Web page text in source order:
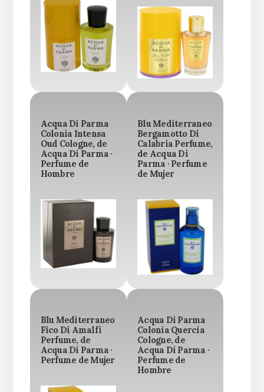
Acqua Di Parma
Colonia Intensa
Oud Cologne, de
Acqua Di Parma ·
Perfume de
Hombre
Blu Mediterraneo
Bergamotto Di
Calabria Perfume,
de Acqua Di
Parma · Perfume
de Mujer
Blu Mediterraneo
Fico Di Amalfi
Perfume, de
Acqua Di Parma ·
Perfume de Mujer
Acqua Di Parma
Colonia Quercia
Cologne, de
Acqua Di Parma ·
Perfume de
Hombre